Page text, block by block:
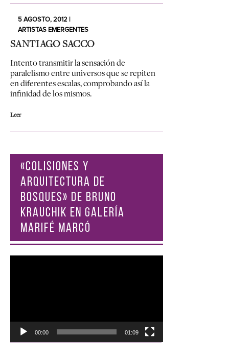
5 AGOSTO, 2012 |
ARTISTAS EMERGENTES
SANTIAGO SACCO
Intento transmitir la sensación de
paralelismo entre universos que se repiten
en diferentes escalas, comprobando así la
infinidad de los mismos.
Leer
«COLISIONES Y
ARQUITECTURA DE
BOSQUES» DE BRUNO
KRAUCHIK EN GALERÍA
MARIFÉ MARCÓ
00:00 01:09